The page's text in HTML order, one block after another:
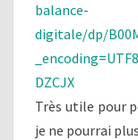
balance-
digitale/dp/
DZCJX
Très utile pour
je ne pourrai